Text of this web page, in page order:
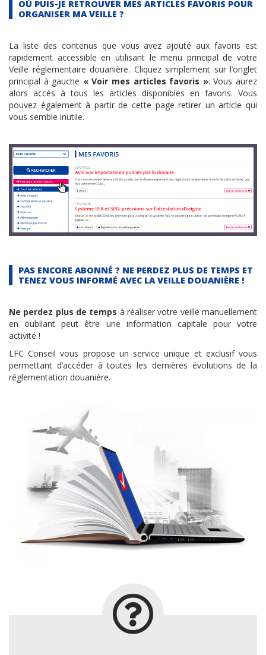
OÙ PUIS-JE RETROUVER MES ARTICLES FAVORIS POUR
ORGANISER MA VEILLE ?
La liste des contenus que vous avez ajouté aux favoris est
rapidement accessible en utilisant le menu principal de votre
Veille réglementaire douanière. Cliquez simplement sur l’onglet
principal à gauche « Voir mes articles favoris ». Vous aurez
alors accès à tous les articles disponibles en favoris. Vous
pouvez également à partir de cette page retirer un article qui
vous semble inutile.
PAS ENCORE ABONNÉ ? NE PERDEZ PLUS DE TEMPS ET
TENEZ VOUS INFORMÉ AVEC LA VEILLE DOUANIÈRE !
Ne perdez plus de temps à réaliser votre veille manuellement
en oubliant peut être une information capitale pour votre
activité !
LFC Conseil vous propose un service unique et exclusif vous
permettant d’accéder à toutes les dernières évolutions de la
réglementation douanière.